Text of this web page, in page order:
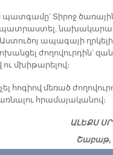
Տիրոջ
ապագայի
ժողովուրդին՝
ու մխիթարելով։
հոգիով մեռած
հրամայականով։
ԱԼԵՔՍ
Շաբաթ,